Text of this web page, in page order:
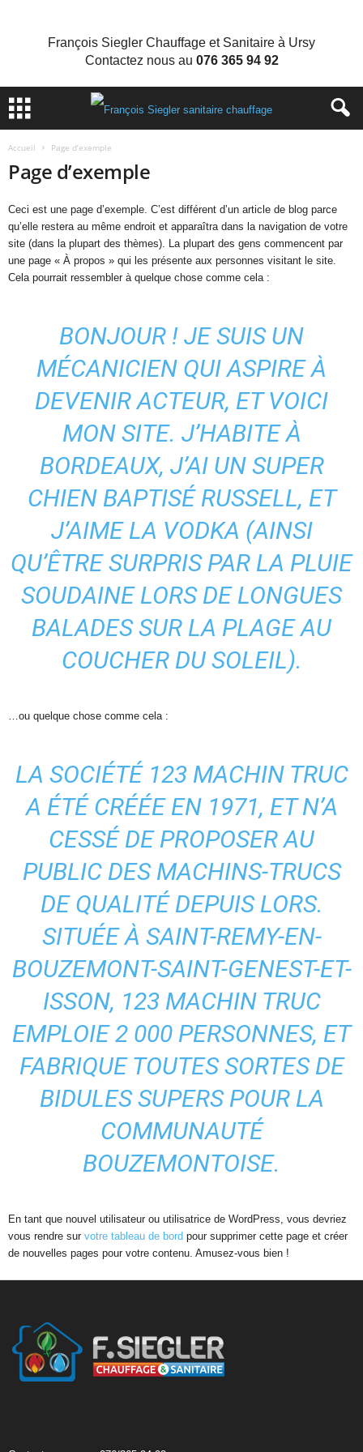
François Siegler Chauffage et Sanitaire à Ursy
Contactez nous au 076 365 94 92
Accueil Page d’exemple
Page d’exemple
Ceci est une page d’exemple. C’est différent d’un article de blog parce
qu’elle restera au même endroit et apparaîtra dans la navigation de votre
site (dans la plupart des thèmes). La plupart des gens commencent par
une page « À propos » qui les présente aux personnes visitant le site.
Cela pourrait ressembler à quelque chose comme cela :
BONJOUR ! JE SUIS UN
MÉCANICIEN QUI ASPIRE À
DEVENIR ACTEUR, ET VOICI
MON SITE. J’HABITE À
BORDEAUX, J’AI UN SUPER
CHIEN BAPTISÉ RUSSELL, ET
J’AIME LA VODKA (AINSI
QU’ÊTRE SURPRIS PAR LA PLUIE
SOUDAINE LORS DE LONGUES
BALADES SUR LA PLAGE AU
COUCHER DU SOLEIL).
…ou quelque chose comme cela :
LA SOCIÉTÉ 123 MACHIN TRUC
A ÉTÉ CRÉÉE EN 1971, ET N’A
CESSÉ DE PROPOSER AU
PUBLIC DES MACHINS-TRUCS
DE QUALITÉ DEPUIS LORS.
SITUÉE À SAINT-REMY-EN-
BOUZEMONT-SAINT-GENEST-ET-
ISSON, 123 MACHIN TRUC
EMPLOIE 2 000 PERSONNES, ET
FABRIQUE TOUTES SORTES DE
BIDULES SUPERS POUR LA
COMMUNAUTÉ
BOUZEMONTOISE.
En tant que nouvel utilisateur ou utilisatrice de WordPress, vous devriez
vous rendre sur votre tableau de bord pour supprimer cette page et créer
de nouvelles pages pour votre contenu. Amusez-vous bien !